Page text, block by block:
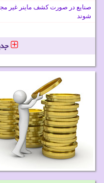
صنایع در صورت کشف ماینر غیر
شوند